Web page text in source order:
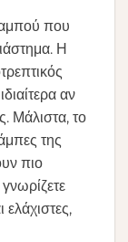
που
Η
αν
Μάλιστα, το
της
πιο